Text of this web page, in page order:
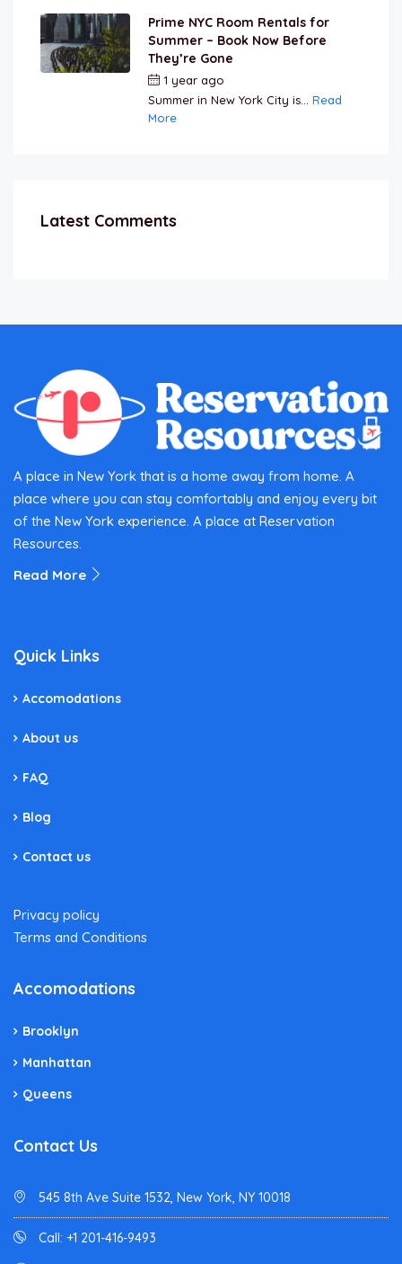
Prime NYC Room Rentals for
Summer – Book Now Before
They’re Gone
1 year ago
Summer in New York City is... Read
More
Latest Comments
A place in New York that is a home away from home. A
place where you can stay comfortably and enjoy every bit
of the New York experience. A place at Reservation
Resources.
Read More
Quick Links
Accomodations
About us
FAQ
Blog
Contact us
Privacy policy
Terms and Conditions
Accomodations
Brooklyn
Manhattan
Queens
Contact Us
545 8th Ave Suite 1532, New York, NY 10018
Call: +1 201-416-9493